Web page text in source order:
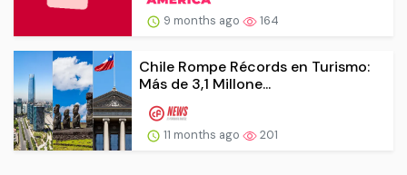
9 months ago 164
Chile Rompe Récords en Turismo:
Más de 3,1 Millone...
11 months ago 201